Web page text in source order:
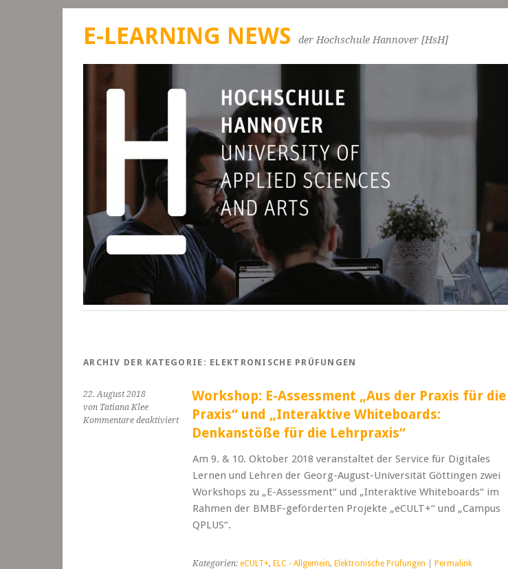
E-LEARNING NEWS der Hochschule Hannover [HsH]
ARCHIV DER KATEGORIE: ELEKTRONISCHE PRÜFUNGEN
22. August 2018
von Tatiana Klee
Kommentare deaktiviertfür
Workshop:
Assessment
„Aus
Praxis
„Interaktive
Workshop: E-Assessment „Aus der Praxis für die
Praxis“ und „Interaktive Whiteboards:
Denkanstöße für die Lehrpraxis“
Am 9. & 10. Oktober 2018 veranstaltet der Service für Digitales
Lernen und Lehren der Georg-August-Universität Göttingen zwei
Workshops zu „E-Assessment“ und „Interaktive Whiteboards“ im
Rahmen der BMBF-geförderten Projekte „eCULT+“ und „Campus
QPLUS“.
Kategorien: eCULT+, ELC - Allgemein, Elektronische Prüfungen Permalink